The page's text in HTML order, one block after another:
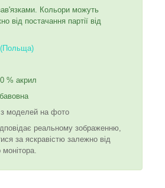
Кольори можуть
від постачання партії від
% акрил
моделей на фото
реальному зображенню,
за яскравістю залежно від